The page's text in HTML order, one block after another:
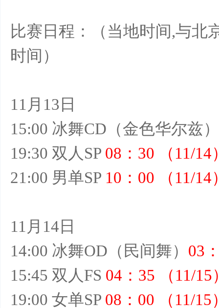
比赛日程：（当地时间,与北
时间）
11月13日
15:00 冰舞CD（金色华尔兹）
19:30 双人SP 08：30 （11/14
21:00 男单SP 10：00 （11/14
11月14日
14:00 冰舞OD（民间舞） 03
15:45 双人FS 04：35 （11/15
19:00 女单SP 08：00 （11/15